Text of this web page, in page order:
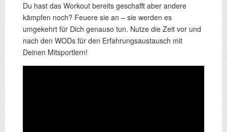
Du hast das Workout bereits geschafft aber andere
kämpfen noch? Feuere sie an – sie werden es
umgekehrt für Dich genauso tun. Nutze die Zeit vor und
nach den WODs für den Erfahrungsaustausch mit
Deinen Mitsportlern!